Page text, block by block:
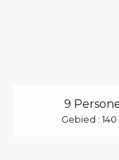
9
Gebied : 140